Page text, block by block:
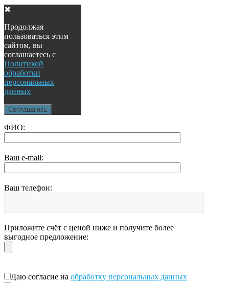
✖
Продолжая
пользоваться этим
сайтом, вы
соглашаетесь с
Политикой
обработки
персональных
данных
Соглашаюсь
ФИО:
Ваш e-mail:
Ваш телефон:
Приложите счёт с ценой ниже и получите более
выгодное предложение:
Даю согласие на обработку персональных данных